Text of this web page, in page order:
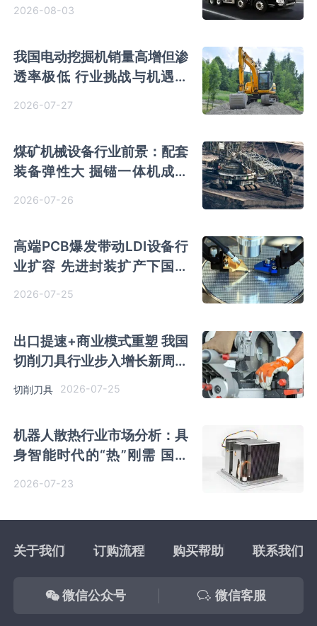
2026-08-03
我国电动挖掘机销量高增但渗
透率极低 行业挑战与机遇并
2026-07-27
煤矿机械设备行业前景：配套
装备弹性大 掘锚一体机成智
2026-07-26
高端PCB爆发带动LDI设备行
业扩容 先进封装扩产下国产
2026-07-25
出口提速+商业模式重塑 我国
切削刀具行业步入增长新周期
切削刀具 2026-07-25
机器人散热行业市场分析：具
身智能时代的“热”刚需 国产
2026-07-23
关于我们 订购流程 购买帮助 联系我们
微信公众号 微信客服